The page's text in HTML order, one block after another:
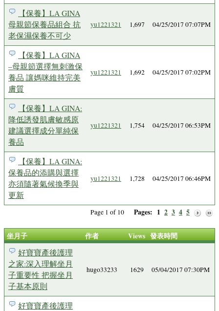
【保養】LA GINA
母親節保養品組合 抗
老保濕保養不可少
yu1221321 1,697 04/25/2017 07:07PM
【保養】LA GINA
–母親節選擇無刺激保
養品 讓媽咪維持完美
膚質
yu1221321 1,692 04/25/2017 07:02PM
【保養】LA GINA:
降低誘發肌膚敏感原
建議選擇成分單純保
養品
yu1221321 1,754 04/25/2017 06:53PM
【保養】LA GINA:
保養品的添購與選擇
亦須隨著氣候換季與
更新
yu1221321 1,728 04/25/2017 06:46PM
Page 1 of 10 Pages: 1 2 3 4 5
坐月子 作者 Views 發表時間
好寶寶產後護理
之家:深入理解坐月
子重要性 把握坐月
子基本原則
hugo33233 1629 05/04/2017 07:30PM
好寶寶產後護理